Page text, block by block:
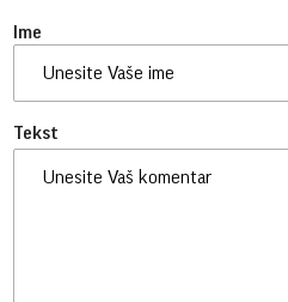
Ime
Tekst